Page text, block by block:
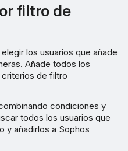
filtro de
los usuarios que añade
Añade todos los
de filtro
condiciones y
todos los usuarios que
y añadirlos a Sophos